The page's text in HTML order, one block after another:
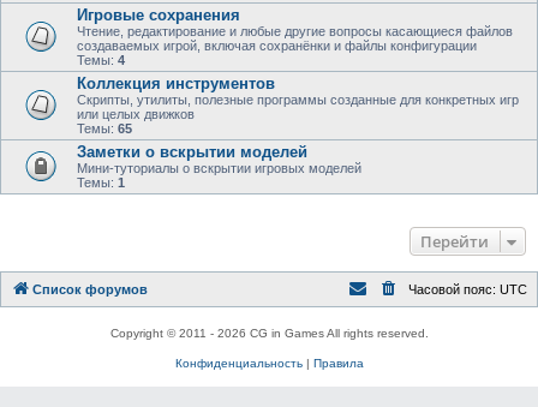
Игровые сохранения
Чтение, редактирование и любые другие вопросы касающиеся файлов
создаваемых игрой, включая сохранёнки и файлы конфигурации
Темы: 4
Коллекция инструментов
Скрипты, утилиты, полезные программы созданные для конкретных игр
или целых движков
Темы: 65
Заметки о вскрытии моделей
Мини-туториалы о вскрытии игровых моделей
Темы: 1
Перейти
Список форумов Часовой пояс: UTC
Copyright © 2011 - 2026 CG in Games All rights reserved.
Конфиденциальность| Правила